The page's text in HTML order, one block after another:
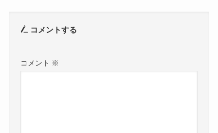
コメントする
コメント ※